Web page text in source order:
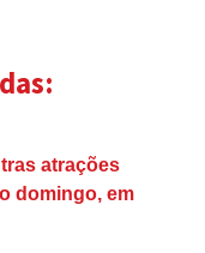
atrações
domingo, em